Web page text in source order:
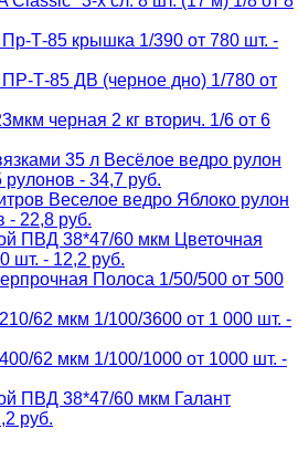
Т-85 крышка 1/390 от 780 шт. -
Т-85 ДВ (черное дно) 1/780 от
черная 2 кг вторич. 1/6 от 6
35 л Весёлое ведро рулон
- 34,7 руб.
Веселое ведро Яблоко рулон
- 22,8 руб.
ПВД 38*47/60 мкм Цветочная
шт. - 12,2 руб.
Полоса 1/50/500 от 500
62 мкм 1/100/3600 от 1 000 шт. -
62 мкм 1/100/1000 от 1000 шт. -
ПВД 38*47/60 мкм Галант
руб.